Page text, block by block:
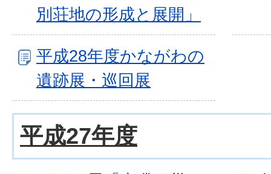
別荘地の形成と展開」
平成28年度かながわの
遺跡展・巡回展
平成27年度